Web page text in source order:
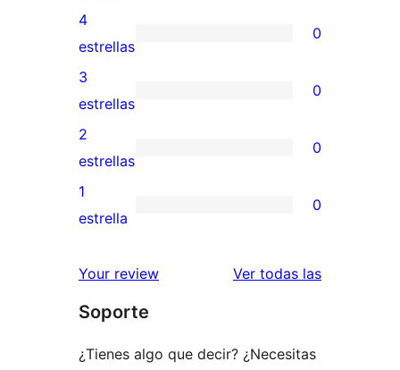
valoración
de
5
estrellas
0
valoraciones
de
4
estrellas
4
estrellas
0
0
valoraciones
de
3
estrellas
3
estrellas
0
0
valoraciones
de
estrellas
2
estrellas
0
0
de
estrellas
1
estrella
0
Your review Ver todas las
Soporte
¿Tienes algo que decir? ¿Necesitas